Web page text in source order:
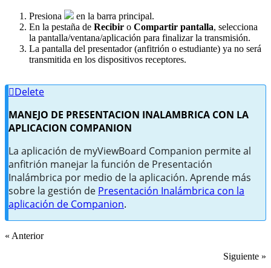
Presiona
en la barra principal.
En la pestaña de Recibir o Compartir pantalla, selecciona
la pantalla/ventana/aplicación para finalizar la transmisión.
La pantalla del presentador (anfitrión o estudiante) ya no será
transmitida en los dispositivos receptores.
Delete
MANEJO DE PRESENTACION INALAMBRICA CON LA
APLICACION COMPANION
La aplicación de myViewBoard Companion permite al
anfitrión manejar la función de Presentación
Inalámbrica por medio de la aplicación. Aprende más
sobre la gestión de Presentación Inalámbrica con la
aplicación de Companion.
« Anterior
Siguiente »